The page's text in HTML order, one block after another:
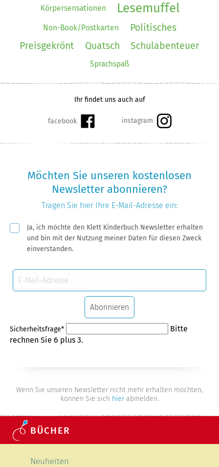
Körpersensationen Lesemuffel
Non-Book/Postkarten
Politisches
Preisgekrönt
Quatsch Schulabenteuer
Sprachspaß
Ihr findet uns auch auf
Möchten Sie unseren kostenlosen
Newsletter abonnieren?
Tragen Sie hier Ihre E-Mail-Adresse ein:
PflichtfeldJa, ich möchte den Klett Kinderbuch Newsletter erhalten
und bin mit der Nutzung meiner Daten für diesen Zweck
einverstanden.
E-
Mail-
Abonnieren
Pflichtfeld
Sicherheitsfrage*
Bitte
rechnen Sie 6 plus 3.
Wenn Sie unseren Newsletter nicht mehr erhalten möchten,
können Sie sich hierabmelden.
BÜCHER
Navigation überspringen
Neuheiten